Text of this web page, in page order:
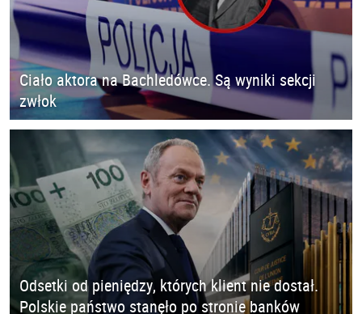
Ciało aktora na Bachledówce. Są wyniki sekcji
zwłok
Odsetki od pieniędzy, których klient nie dostał.
Polskie państwo stanęło po stronie banków